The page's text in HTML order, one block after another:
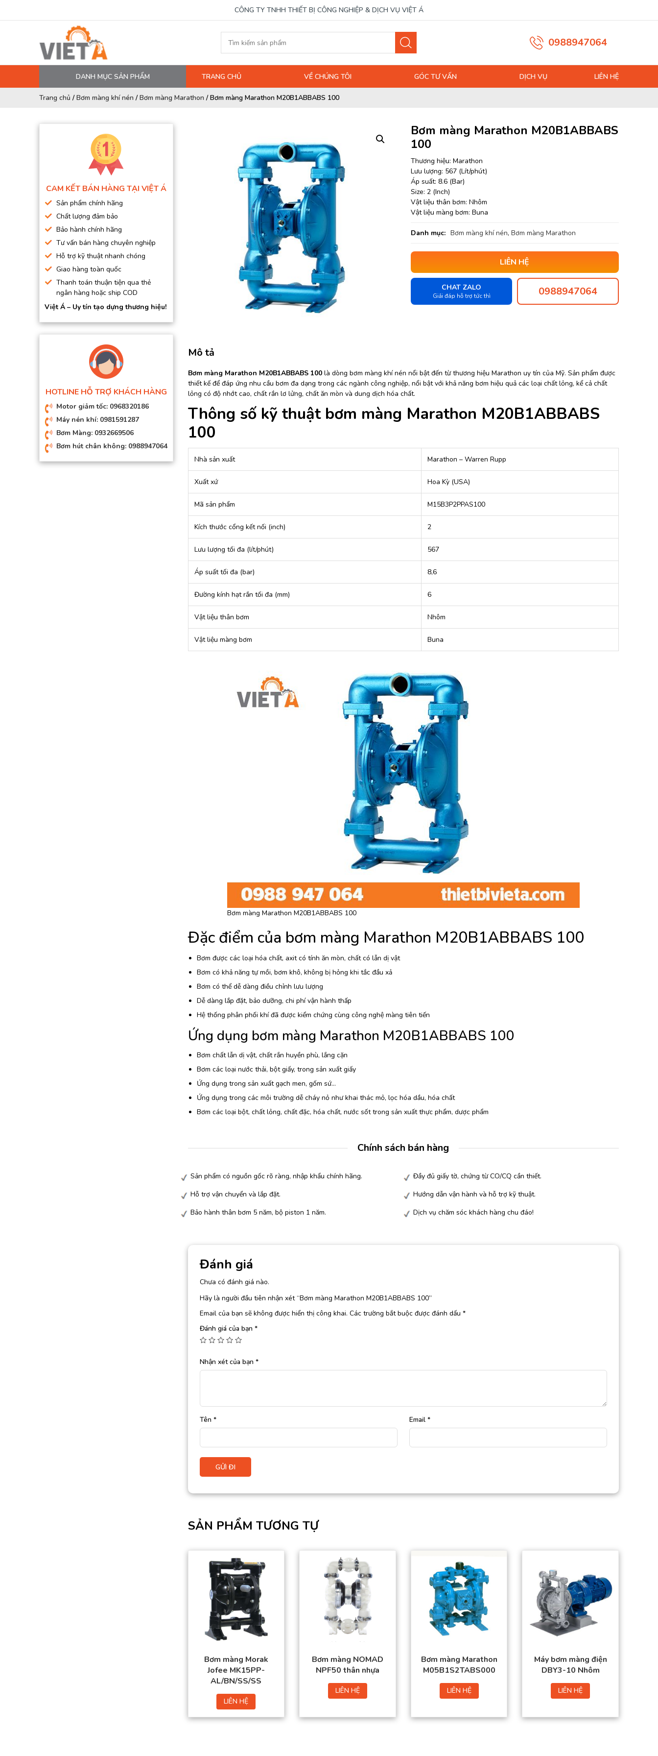
CÔNG TY TNHH THIẾT BỊ CÔNG NGHIỆP & DỊCH VỤ VIỆT Á
0988947064
DANH MỤC SẢN PHẨM
MÁY NÉN KHÍ
DẦU MÁY NÉN KHÍ
DÂY HƠI, ỐNG HƠI
BƠM MÀNG KHÍ NÉN
BƠM HÚT CHÂN KHÔNG
BƠM ĐỊNH LƯỢNG
MOTOR, HỘP GIẢM TỐC
MÁY TẠO KHÍ NITO
TRANG CHỦ VỀ CHÚNG TÔI GÓC TƯ VẤN DỊCH VỤ LIÊN HỆ
Trang chủ /Bơm màng khí nén /Bơm màng Marathon /Bơm màng Marathon M20B1ABBABS 100
CAM KẾT BÁN HÀNG TẠI VIỆT Á
Sản phẩm chính hãng
Chất lượng đảm bảo
Bảo hành chính hãng
Tư vấn bán hàng chuyên nghiệp
Hỗ trợ kỹ thuật nhanh chóng
Giao hàng toàn quốc
Thanh toán thuận tiện qua thẻ
ngân hàng hoặc ship COD
Việt Á – Uy tín tạo dựng thương hiệu!
HOTLINE HỖ TRỢ KHÁCH HÀNG
Motor giảm tốc: 0968320186
Máy nén khí: 0981591287
Bơm Màng: 0932669506
Bơm hút chân không: 0988947064
Bơm màng Marathon M20B1ABBABS
100
Thương hiệu: Marathon
Lưu lượng: 567 (Lít/phút)
Áp suất: 8.6 (Bar)
Size: 2 (Inch)
Vật liệu thân bơm: Nhôm
Vật liệu màng bơm: Buna
Danh mục: Bơm màng khí nén, Bơm màng Marathon
LIÊN HỆ
CHAT ZALO
Giải đáp hỗ trợ tức thì 0988947064
Mô tả
Bơm màng Marathon M20B1ABBABS 100là dòng bơm màng khí nén nổi bật đến từ thương hiệu Marathon uy tín của Mỹ. Sản phẩm được
thiết kế để đáp ứng nhu cầu bơm đa dạng trong các ngành công nghiệp, nổi bật với khả năng bơm hiệu quả các loại chất lỏng, kể cả chất
lỏng có độ nhớt cao, chất rắn lơ lửng, chất ăn mòn và dung dịch hóa chất.
Thông số kỹ thuật bơm màng Marathon M20B1ABBABS
100
Nhà sản xuất Marathon – Warren Rupp
Xuất xứ Hoa Kỳ (USA)
Mã sản phẩm M15B3P2PPAS100
Kích thước cổng kết nối (inch) 2
Lưu lượng tối đa (lít/phút) 567
Áp suất tối đa (bar) 8,6
Đường kính hạt rắn tối đa (mm) 6
Vật liệu thân bơm Nhôm
Vật liệu màng bơm Buna
Bơm màng Marathon M20B1ABBABS 100
Đặc điểm của bơm màng Marathon M20B1ABBABS 100
Bơm được các loại hóa chất, axit có tính ăn mòn, chất có lẫn dị vật
Bơm có khả năng tự mồi, bơm khô, không bị hỏng khi tắc đầu xả
Bơm có thể dễ dàng điều chỉnh lưu lượng
Dễ dàng lắp đặt, bảo dưỡng, chi phí vận hành thấp
Hệ thống phân phối khí đã được kiểm chứng cùng công nghệ màng tiên tiến
Ứng dụng bơm màng Marathon M20B1ABBABS 100
Bơm chất lẫn dị vật, chất rắn huyền phù, lắng cặn
Bơm các loại nước thải, bột giấy, trong sản xuất giấy
Ứng dụng trong sản xuất gạch men, gốm sứ…
Ứng dụng trong các môi trường dễ cháy nỏ như khai thác mỏ, lọc hóa dầu, hóa chất
Bơm các loại bột, chất lỏng, chất đặc, hóa chất, nước sốt trong sản xuất thực phẩm, dược phẩm
Chính sách bán hàng
Sản phẩm có nguồn gốc rõ ràng, nhập khẩu chính hãng.
Đầy đủ giấy tờ, chứng từ CO/CQ cần thiết.
Hỗ trợ vận chuyển và lắp đặt.
Hướng dẫn vận hành và hỗ trợ kỹ thuật.
Bảo hành thân bơm 5 năm, bộ piston 1 năm.
Dịch vụ chăm sóc khách hàng chu đáo!
Đánh giá
Chưa có đánh giá nào.
Hãy là người đầu tiên nhận xét “Bơm màng Marathon M20B1ABBABS 100”
Email của bạn sẽ không được hiển thị công khai. Các trường bắt buộc được đánh dấu *
Đánh giá của bạn *
Nhận xét của bạn *
Tên * Email *
SẢN PHẨM TƯƠNG TỰ
Bơm màng Morak
Jofee MK15PP-
AL/BN/SS/SS
LIÊN HỆ
Bơm màng NOMAD
NPF50 thân nhựa
LIÊN HỆ
Bơm màng Marathon
M05B1S2TABS000
LIÊN HỆ
Máy bơm màng điện
DBY3-10 Nhôm
LIÊN HỆ